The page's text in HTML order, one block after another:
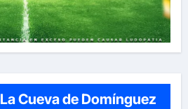
Cueva de Domínguez